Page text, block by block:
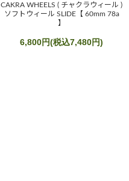
CAKRA WHEELS ( チャクラウィール )
ソフトウィール SLIDE【 60mm 78a
】
6,800円(税込7,480円)